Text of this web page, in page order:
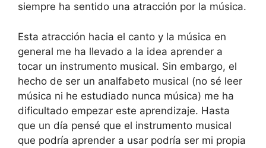
siempre ha sentido una atracción por la música.
Esta atracción hacia el canto y la música en
general me ha llevado a la idea aprender a
tocar un instrumento musical. Sin embargo, el
hecho de ser un analfabeto musical (no sé leer
música ni he estudiado nunca música) me ha
dificultado empezar este aprendizaje. Hasta
que un día pensé que el instrumento musical
que podría aprender a usar podría ser mi propia